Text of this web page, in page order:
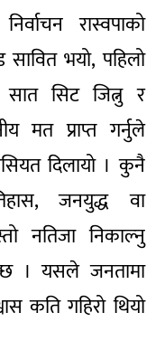
रास्वपाको
सावित भयो, पहिलो
सिट जित्नु र
मत प्राप्त गर्नुले
दिलायो । कुनै
जनयुद्ध वा
नतिजा निकाल्नु
। यसले जनतामा
कति गहिरो थियो